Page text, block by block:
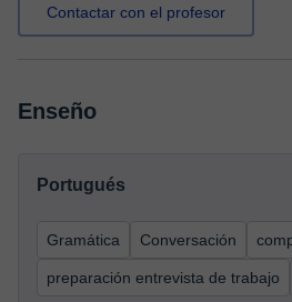
Contactar con el profesor
Enseño
Portugués
Gramática Conversación
preparación entrevista de trabajo